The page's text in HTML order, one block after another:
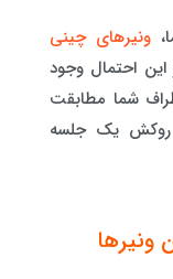
ونیرهای چینی
احتمال وجود
شما مطابقت
روکش یک جلسه
ونیرها